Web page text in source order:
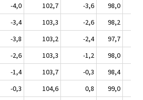
-4,0 102,7 -3,6 98,0
-3,4 103,3 -2,6 98,2
-3,8 103,2 -2,4 97,7
-2,6 103,3 -1,2 98,0
-1,4 103,7 -0,3 98,4
-0,3 104,6 0,8 99,0